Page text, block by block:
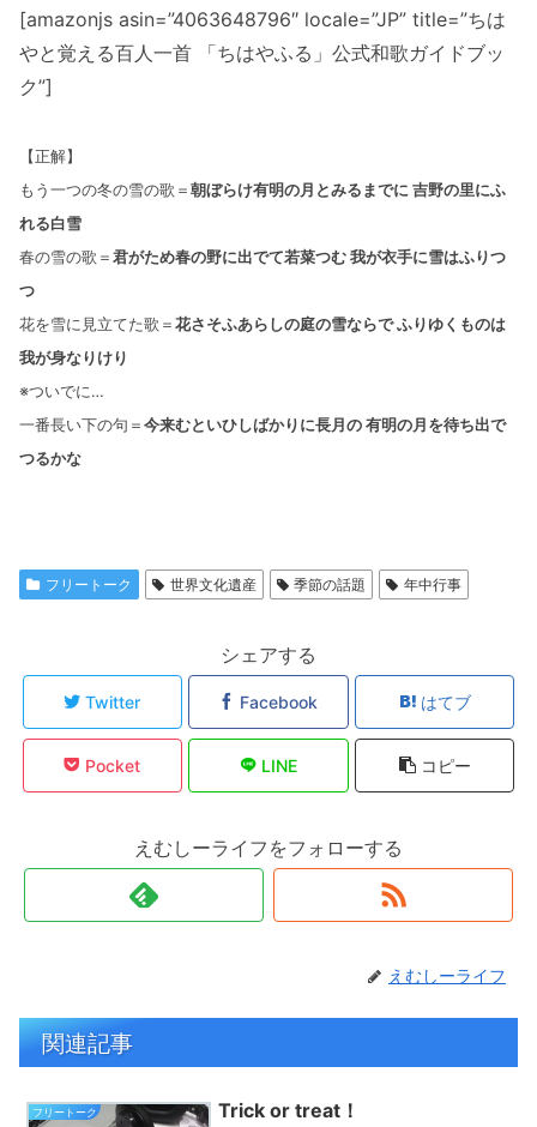
[amazonjs asin=”4063648796″ locale=”JP” title=”ちは
やと覚える百人一首 「ちはやふる」公式和歌ガイドブッ
ク”]
【正解】
もう一つの冬の雪の歌＝朝ぼらけ有明の月とみるまでに 吉野の里にふ
れる白雪
春の雪の歌＝君がため春の野に出でて若菜つむ 我が衣手に雪はふりつ
つ
花を雪に見立てた歌＝花さそふあらしの庭の雪ならで ふりゆくものは
我が身なりけり
※ついでに…
一番長い下の句＝今来むといひしばかりに長月の 有明の月を待ち出で
つるかな
フリートーク 世界文化遺産 季節の話題 年中行事
シェアする
Twitter Facebook はてブ
Pocket LINE コピー
えむしーライフをフォローする
えむしーライフ
関連記事
フリートーク Trick or treat！